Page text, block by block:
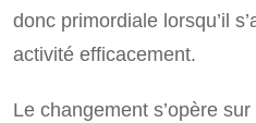
donc primordiale lorsqu’il
activité efficacement.
Le changement s’opère